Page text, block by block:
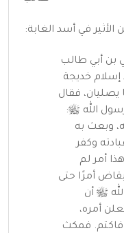
الأثيرفي أسد الغابة:
بن أبي طالب
إسلام خديجة
فقال
الله ﷺ:
وبعث به
وكفر
أمر لم
أمرًا حتى
ﷺ أن
أمره،
فاكتم. فمكث